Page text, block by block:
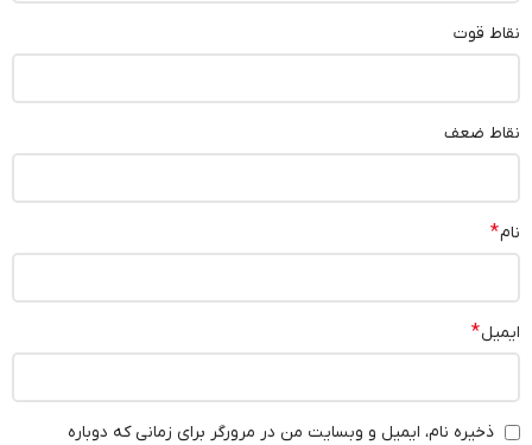
نقاط قوت
نقاط ضعف
نام*
ایمیل*
ذخیره نام، ایمیل و وبسایت من در مرورگر برای زمانی که دوباره